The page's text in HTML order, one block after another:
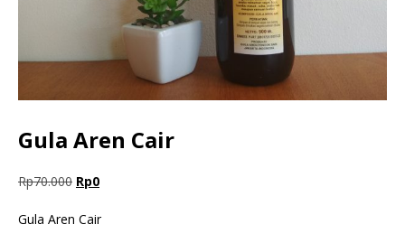
Gula Aren Cair
Rp70.000 Rp0
Gula Aren Cair